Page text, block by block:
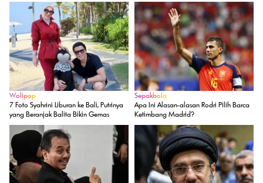
Wolipop
7 Foto Syahrini Liburan ke Bali, Putrinya
yang Beranjak Balita Bikin Gemas
Sepakbola
Apa Ini Alasan-alasan Rodri Pilih Barca
Ketimbang Madrid?